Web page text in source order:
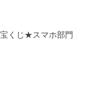
くじ★スマホ部門